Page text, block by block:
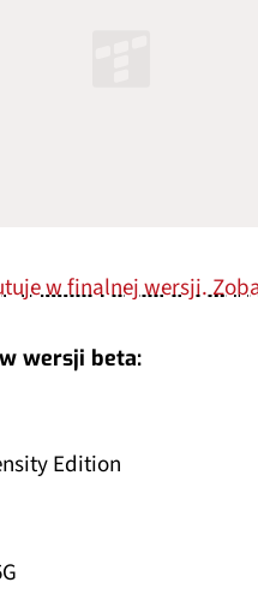
w finalnej wersji.
wersji beta:
Edition